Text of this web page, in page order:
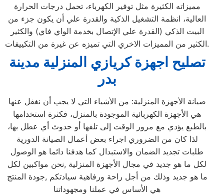
مميزاته الكثيرة مثل توفير الكهرباء، تحمل درجات الحرارة
العالية، انظمة التشغيل الذكية والقدرة علي أن يكون جزء من
البيت الذكي (القدرة علي الإتصال بخدمة الواي فاي) والكثير
الكثير من المميزات الاخري التي تميزه عن غيرة من التكييفات.
تصليح اجهزةكريازي المنزلية مدينة
بدر
صيانة الأجهزة المنزلية: من الأشياء التي لا يجب أن نغفل عنها
هي الأجهزة الكهربائية الموجودة بالمنزل، فكثرة استخدامها
بالطبع يؤدي مع مرور الوقت إلى تلفها أو حدوث أي عطل بها،
لذا كان من الضروري اجراء بعض أعمال الصيانة الدورية
طلبات تجديد الضمان والاستبدال كما هدفنا دائما هو الوصول
لكل ما هو جديد في مجال الأجهزة المنزلية ,نحن مواكبين لكل
ما هو جديد وذلك من أجل راحة ورفاهية سيادتكم ,جودة المنتج
هي الأساس في عملنا ومجهوداتنا